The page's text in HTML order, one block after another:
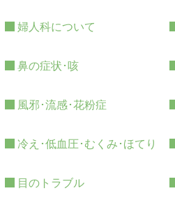
婦人科について
鼻の症状･咳
風邪･流感･花粉症
冷え･低血圧･むくみ･ほてり
目のトラブル